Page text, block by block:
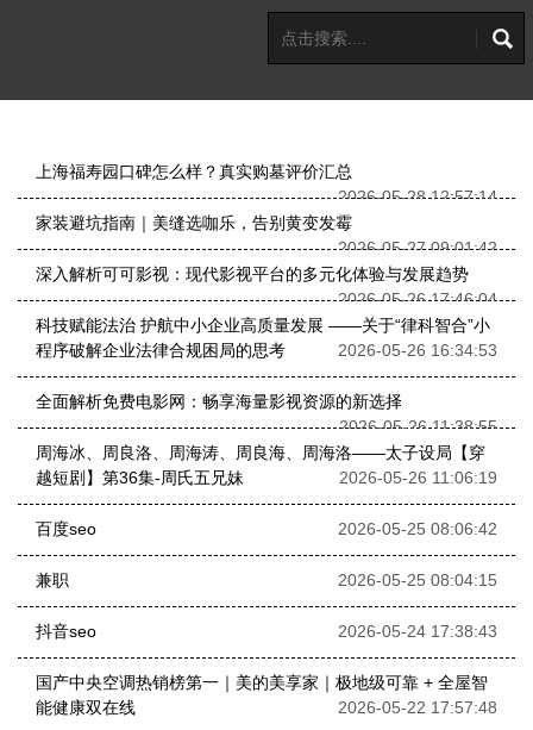
上海福寿园口碑怎么样？真实购墓评价汇总
2026-05-28 12:57:14
家装避坑指南｜美缝选咖乐，告别黄变发霉
2026-05-27 09:01:42
深入解析可可影视：现代影视平台的多元化体验与发展趋势
2026-05-26 17:46:04
科技赋能法治 护航中小企业高质量发展 ——关于“律科智合”小
程序破解企业法律合规困局的思考
2026-05-26 16:34:53
全面解析免费电影网：畅享海量影视资源的新选择
2026-05-26 11:38:55
周海冰、周良洛、周海涛、周良海、周海洛——太子设局【穿
越短剧】第36集-周氏五兄妹
2026-05-26 11:06:19
百度seo 2026-05-25 08:06:42
兼职 2026-05-25 08:04:15
抖音seo 2026-05-24 17:38:43
国产中央空调热销榜第一｜美的美享家｜极地级可靠 + 全屋智
能健康双在线
2026-05-22 17:57:48